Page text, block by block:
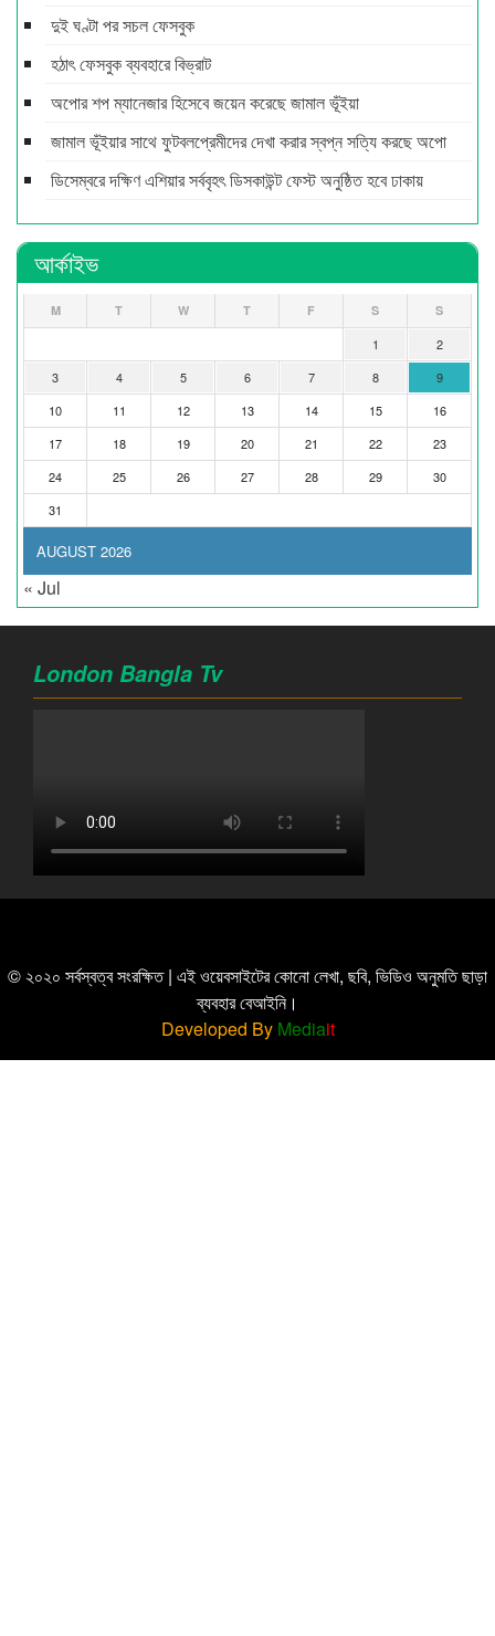
দুই ঘণ্টা পর সচল ফেসবুক
হঠাৎ ফেসবুক ব্যবহারে বিভ্রাট
অপোর শপ ম্যানেজার হিসেবে জয়েন করেছে জামাল ভূঁইয়া
জামাল ভূঁইয়ার সাথে ফুটবলপ্রেমীদের দেখা করার স্বপ্ন সত্যি করছে অপো
ডিসেম্বরে দক্ষিণ এশিয়ার সর্ববৃহৎ ডিসকাউন্ট ফেস্ট অনুষ্ঠিত হবে ঢাকায়
আর্কাইভ
AUGUST 2026
M T W T F S S
1
2
3
4 5 6 7 8
9
10
11 12 13 14 15
16
17
18 19 20 21 22
23
24
25 26 27 28 29
30
31
« Jul
London Bangla Tv
© ২০২০ সর্বস্বত্ব সংরক্ষিত | এই ওয়েবসাইটের কোনো লেখা, ছবি, ভিডিও অনুমতি ছাড়া
ব্যবহার বেআইনি।
Developed By Mediait